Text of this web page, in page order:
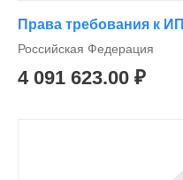
Права требования к ИП
Российская Федерация
4 091 623.00 ₽